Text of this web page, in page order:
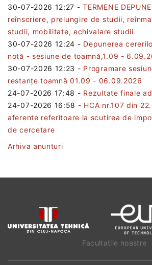
30-07-2026 12:27 -TERMENE
reînscriere, prelungire de studii,
studii, mobilitate, echivalare studii
30-07-2026 12:24 - Depunerea
notă - sesiune de toamnă,1.09 -
30-07-2026 12:23 - Programare
restanțe toamnă 01.09 - 06.09.2026
24-07-2026 17:48 - Rezultate finale
24-07-2026 16:58 - HCA nr.107 din
aferente referitoare la scutirea de
de cercetare
Arhiva anunturi
Facultatile noastre